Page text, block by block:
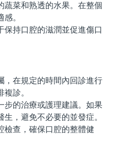
菜和熟透的水果。在整個
。
持口腔的滋潤並促進傷口
在規定的時間內回診進行
診。
的治療或護理建議。如果
，避免不必要的並發症。
查，確保口腔的整體健